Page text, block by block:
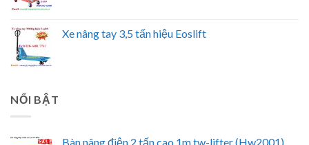
Xe nâng tay 3,5 tấn hiệu Eoslift
NỔI BẬT
Bàn nâng điện 2 tấn cao 1m tw-lifter (Hw2001)